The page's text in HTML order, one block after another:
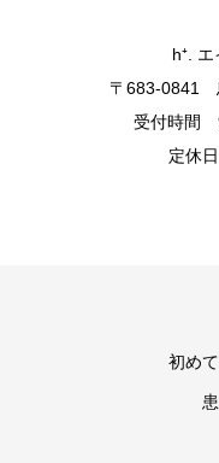
h⁺.
〒683-0841
受付時間
定休
初め